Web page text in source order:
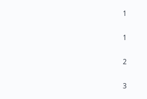
1
1
2
3